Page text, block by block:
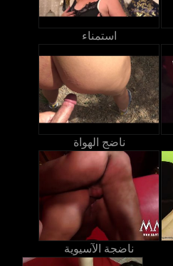
استمناء
ناضج الهواة
ناضجة الآسيوية